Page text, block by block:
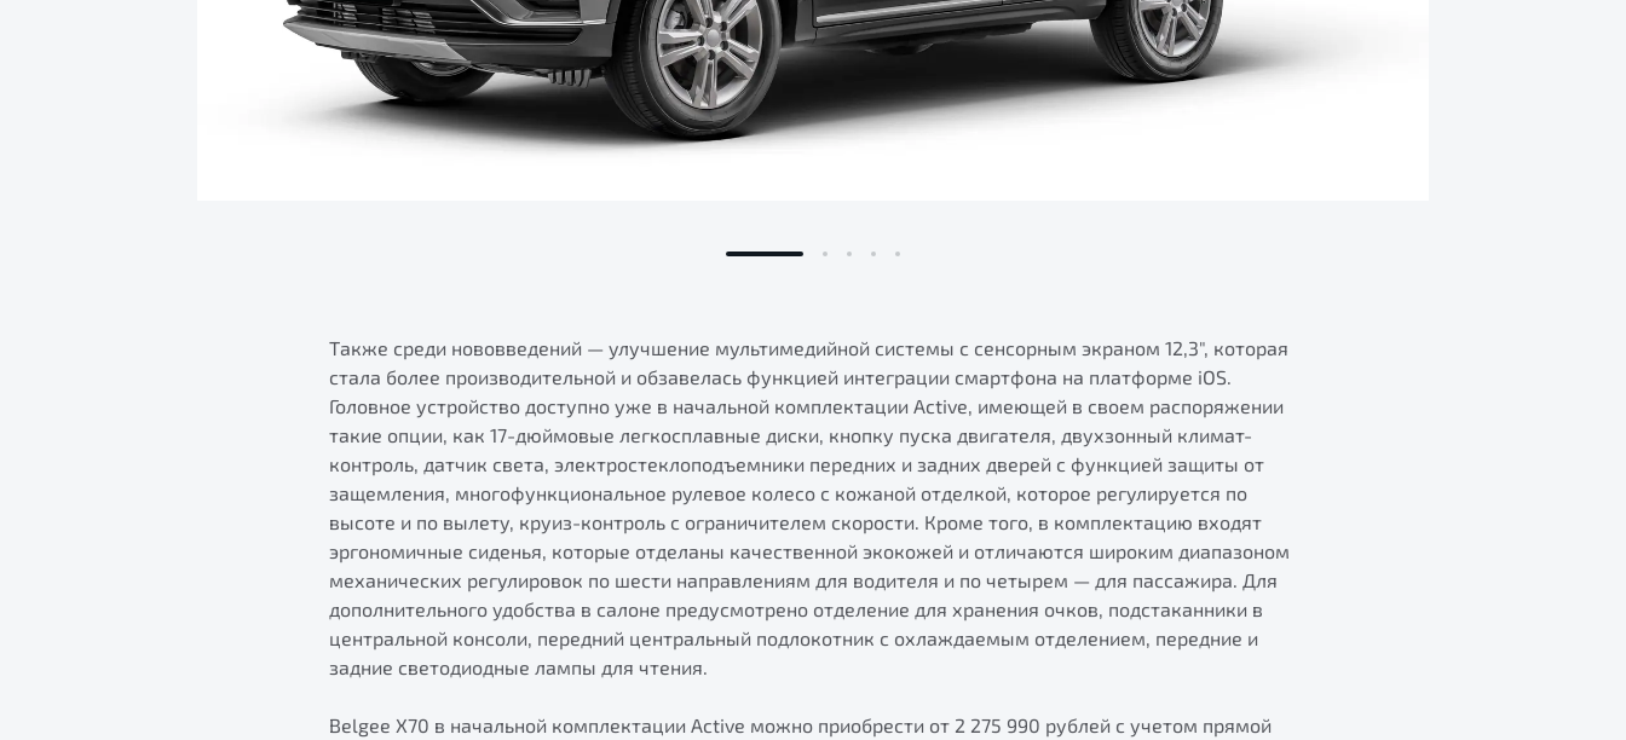
Также среди нововведений — улучшение мультимедийной системы с сенсорным экраном 12,3", которая
стала более производительной и обзавелась функцией интеграции смартфона на платформе iOS.
Головное устройство доступно уже в начальной комплектации Active, имеющей в своем распоряжении
такие опции, как 17-дюймовые легкосплавные диски, кнопку пуска двигателя, двухзонный климат-
контроль, датчик света, электростеклоподъемники передних и задних дверей с функцией защиты от
защемления, многофункциональное рулевое колесо с кожаной отделкой, которое регулируется по
высоте и по вылету, круиз-контроль с ограничителем скорости. Кроме того, в комплектацию входят
эргономичные сиденья, которые отделаны качественной экокожей и отличаются широким диапазоном
механических регулировок по шести направлениям для водителя и по четырем — для пассажира. Для
дополнительного удобства в салоне предусмотрено отделение для хранения очков, подстаканники в
центральной консоли, передний центральный подлокотник с охлаждаемым отделением, передние и
задние светодиодные лампы для чтения.
Belgee X70 в начальной комплектации Active можно приобрести от 2 275 990 рублей с учетом прямой